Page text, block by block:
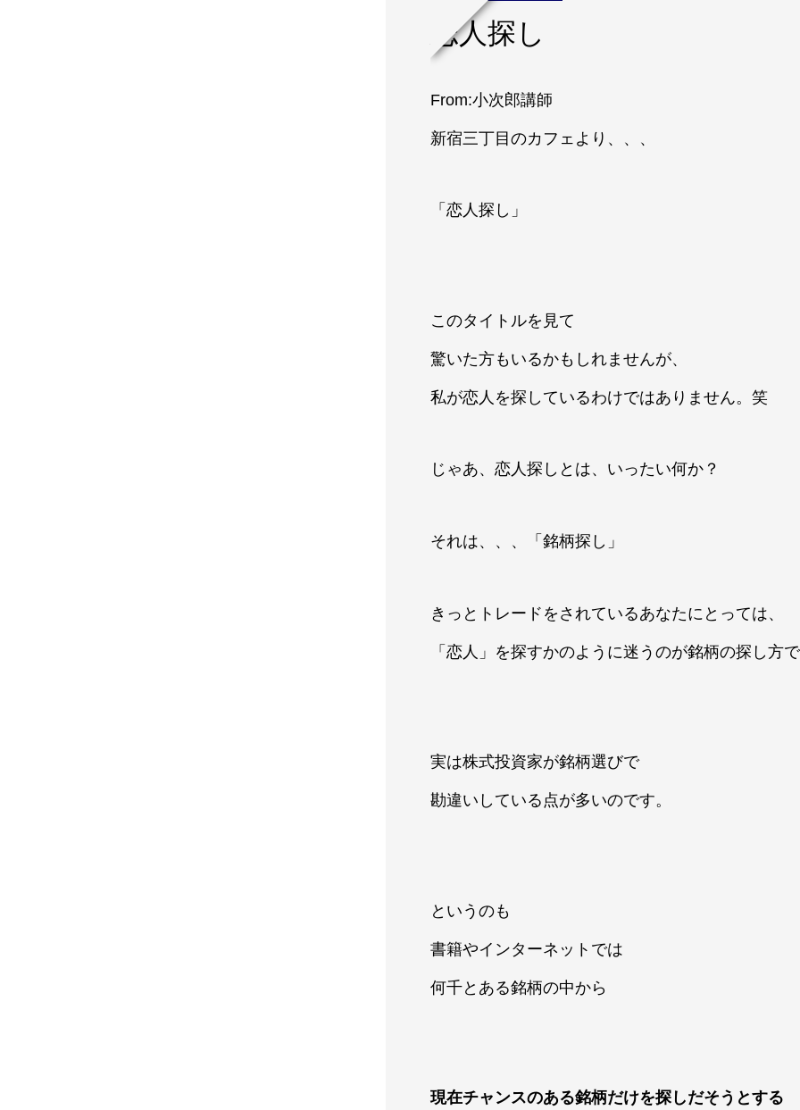
恋人探し
From:小次郎講師
新宿三丁目のカフェより、、、
「恋人探し」
このタイトルを見て
驚いた方もいるかもしれませんが、
私が恋人を探しているわけではありません。笑
じゃあ、恋人探しとは、いったい何か？
それは、、、「銘柄探し」
きっとトレードをされているあなたにとっては、
「恋人」を探すかのように迷うのが銘柄の探し方
実は株式投資家が銘柄選びで
勘違いしている点が多いのです。
というのも
書籍やインターネットでは
何千とある銘柄の中から
現在チャンスのある銘柄だけを探しだそうとする